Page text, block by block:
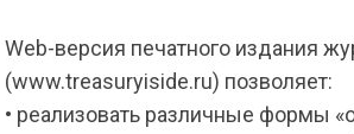
Web-версия печатного издания
(www.treasuryiside.ru) позволяет:
• реализовать различные формы